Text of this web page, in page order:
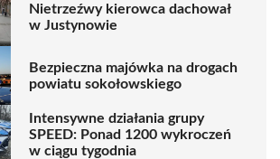
Nietrzeźwy kierowca dachował
w Justynowie
Bezpieczna majówka na drogach
powiatu sokołowskiego
Intensywne działania grupy
SPEED: Ponad 1200 wykroczeń
w ciągu tygodnia